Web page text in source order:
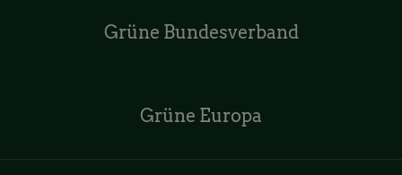
Grüne Bundesverband
Grüne Europa